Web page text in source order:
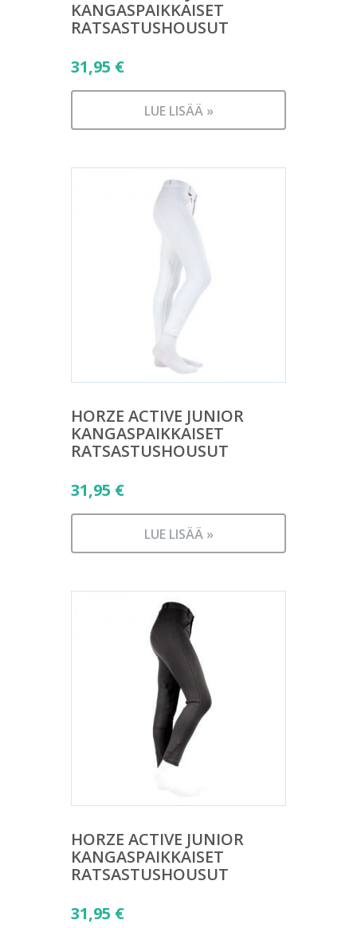
KANGASPAIKKAISET
RATSASTUSHOUSUT
31,95 €
LUE LISÄÄ »
HORZE ACTIVE JUNIOR
KANGASPAIKKAISET
RATSASTUSHOUSUT
31,95 €
LUE LISÄÄ »
HORZE ACTIVE JUNIOR
KANGASPAIKKAISET
RATSASTUSHOUSUT
31,95 €